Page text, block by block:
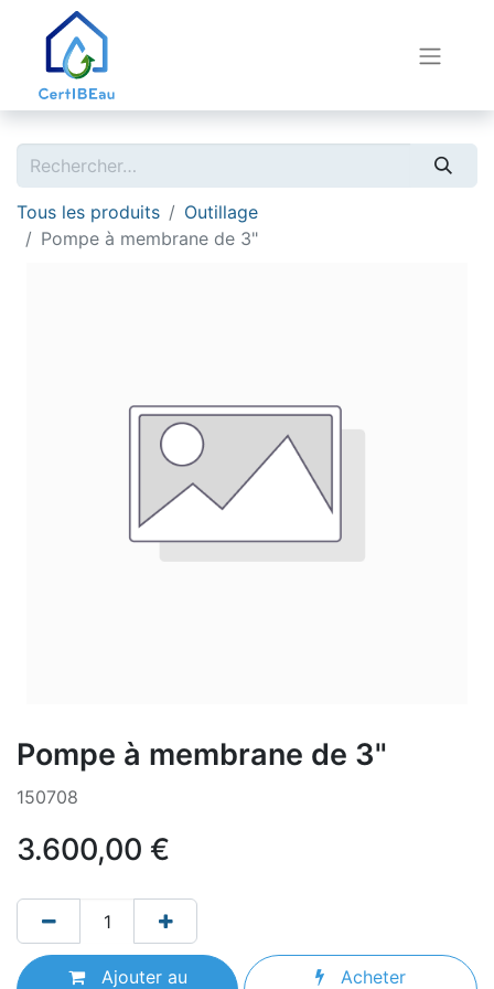
Tous les produits
Outillage
Pompe à membrane de 3"
Pompe à membrane de 3"
150708
3.600,00 €
Ajouter au Acheter